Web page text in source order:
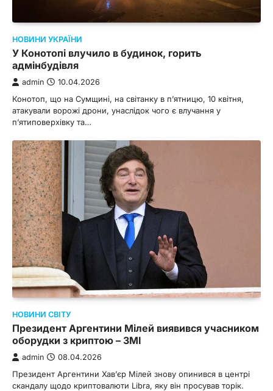
НОВИНИ УКРАЇНИ
У Конотопі влучило в будинок, горить
адмінбудівля
admin 10.04.2026
Конотоп, що на Сумщині, на світанку в п’ятницю, 10 квітня,
атакували ворожі дрони, унаслідок чого є влучання у
п’ятиповерхівку та…
НОВИНИ СВІТУ
Президент Аргентини Мілей виявився учасником
оборудки з криптою – ЗМІ
admin 08.04.2026
Президент Аргентини Хав’єр Мілей знову опинився в центрі
скандалу щодо криптовалюти Libra, яку він просував торік.